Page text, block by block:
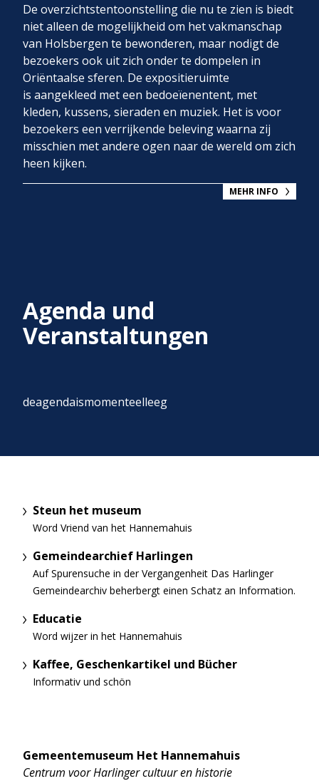
De overzichtstentoonstelling die nu te zien is biedt
niet alleen de mogelijkheid om het vakmanschap
van Holsbergen te bewonderen, maar nodigt de
bezoekers ook uit zich onder te dompelen in
Oriëntaalse sferen. De expositieruimte
is aangekleed met een bedoeïenentent, met
kleden, kussens, sieraden en muziek. Het is voor
bezoekers een verrijkende beleving waarna zij
misschien met andere ogen naar de wereld om zich
heen kijken.
MEHR INFO
Agenda und
Veranstaltungen
deagendaismomenteelleeg
Steun het museum
Word Vriend van het Hannemahuis
Gemeindearchief Harlingen
Auf Spurensuche in der Vergangenheit Das Harlinger
Gemeindearchiv beherbergt einen Schatz an Information.
Educatie
Word wijzer in het Hannemahuis
Kaffee, Geschenkartikel und Bücher
Informativ und schön
Gemeentemuseum Het Hannemahuis
Centrum voor Harlinger cultuur en historie